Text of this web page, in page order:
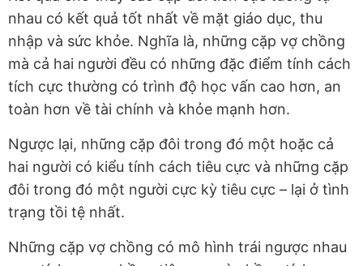
nhau có kết quả tốt nhất về mặt giáo dục, thu
nhập và sức khỏe. Nghĩa là, những cặp vợ chồng
mà cả hai người đều có những đặc điểm tính cách
tích cực thường có trình độ học vấn cao hơn, an
toàn hơn về tài chính và khỏe mạnh hơn.
Ngược lại, những cặp đôi trong đó một hoặc cả
hai người có kiểu tính cách tiêu cực và những cặp
đôi trong đó một người cực kỳ tiêu cực – lại ở tình
trạng tồi tệ nhất.
Những cặp vợ chồng có mô hình trái ngược nhau